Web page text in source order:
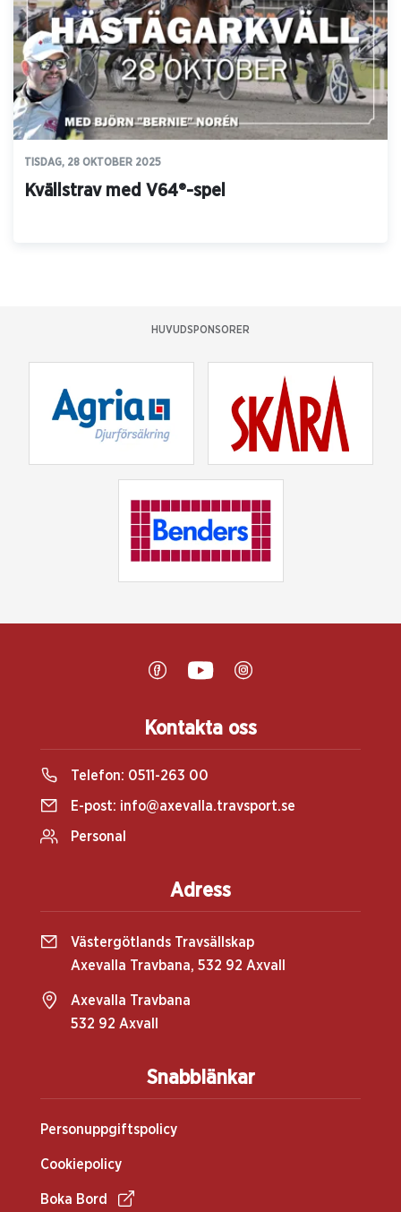
TISDAG, 28 OKTOBER 2025
Kvällstrav med V64®-spel
HUVUDSPONSORER
Snabblänkar
Personuppgiftspolicy
Cookiepolicy
Boka Bord
Kontakta oss
Telefon: 0511-263 00
E-post: info@axevalla.travsport.se
Personal
Adress
Västergötlands Travsällskap
Axevalla Travbana, 532 92 Axvall
Axevalla Travbana
532 92 Axvall